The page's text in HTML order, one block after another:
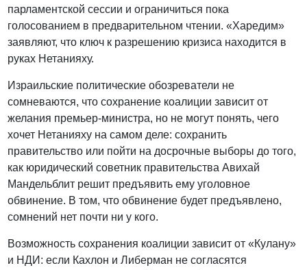
парламентской сессии и ограничиться пока
голосованием в предварительном чтении. «Харедим»
заявляют, что ключ к разрешению кризиса находится в
руках Нетанияху.
Израильские политические обозреватели не
сомневаются, что сохранение коалиции зависит от
желания премьер-министра, но не могут понять, чего
хочет Нетанияху на самом деле: сохранить
правительство или пойти на досрочные выборы до того,
как юридический советник правительства Авихай
Мандельблит решит предъявить ему уголовное
обвинение. В том, что обвинение будет предъявлено,
сомнений нет почти ни у кого.
Возможность сохранения коалиции зависит от «Кулану»
и НДИ: если Кахлон и Либерман не согласятся